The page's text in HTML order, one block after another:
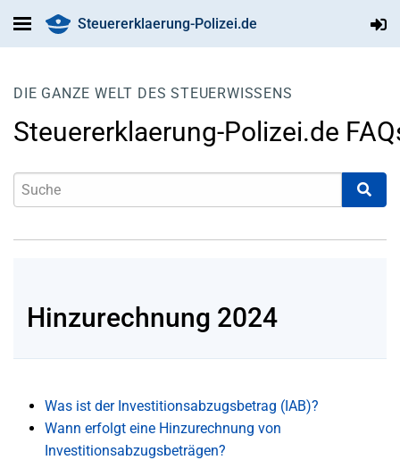
Steuererklaerung-Polizei.de
DIE GANZE WELT DES STEUERWISSENS
Steuererklaerung-Polizei.de
Hinzurechnung 2024
Was ist der Investitionsabzugsbetrag (IAB)?
Wann erfolgt eine Hinzurechnung von
Investitionsabzugsbeträgen?